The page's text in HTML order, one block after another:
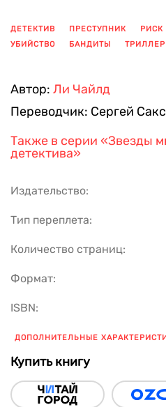
ДЕТЕКТИВ ПРЕСТУПНИК РИСК
УБИЙСТВО
БАНДИТЫ ТРИЛЛЕР
Автор: Ли Чайлд
Переводчик: Сергей
Также в серии «Звезды
детектива»
Издательство:
Тип переплета:
Количество страниц:
Формат:
ISBN:
ДОПОЛНИТЕЛЬНЫЕ
Купить книгу